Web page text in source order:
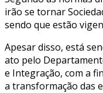
irão se tornar
sendo que estão
Apesar disso, está
ato pelo
e Integração, com a
a transformação das